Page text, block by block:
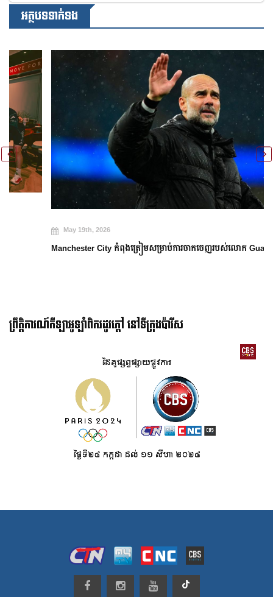
អត្ថបទទាក់ទង
May 19th, 2026
Manchester City កំពុងត្រៀមសម្រាប់ការចាកចេញរបស់លោក Guardiola
ព្រឹត្តិការណ៍កីឡាអូឡាំពិករដូវក្ដៅ នៅទីក្រុងប៉ារីស